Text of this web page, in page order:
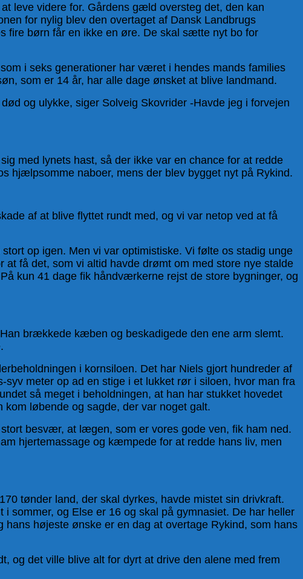
leve videre for. Gårdens gæld oversteg det, den kan
for nylig blev den overtaget af Dansk Landbrugs
fire børn får en ikke en øre. De skal sætte nyt bo for
i seks generationer har været i hendes mands families
som er 14 år, har alle dage ønsket at blive landmand.
og ulykke, siger Solveig Skovrider -Havde jeg i forvejen
med lynets hast, så der ikke var en chance for at redde
hjælpsomme naboer, mens der blev bygget nyt på Rykind.
af at blive flyttet rundt med, og vi var netop ved at få
op igen. Men vi var optimistiske. Vi følte os stadig unge
få det, som vi altid havde drømt om med store nye stalde
kun 41 dage fik håndværkerne rejst de store bygninger, og
brækkede kæben og beskadigede den ene arm slemt.
i kornsiloen. Det har Niels gjort hundreder af
meter op ad en stige i et lukket rør i siloen, hvor man fra
så meget i beholdningen, at han har stukket hovedet
løbende og sagde, der var noget galt.
besvær, at lægen, som er vores gode ven, fik ham ned.
hjertemassage og kæmpede for at redde hans liv, men
tønder land, der skal dyrkes, havde mistet sin drivkraft.
sommer, og Else er 16 og skal på gymnasiet. De har heller
højeste ønske er en dag at overtage Rykind, som hans
og det ville blive alt for dyrt at drive den alene med frem